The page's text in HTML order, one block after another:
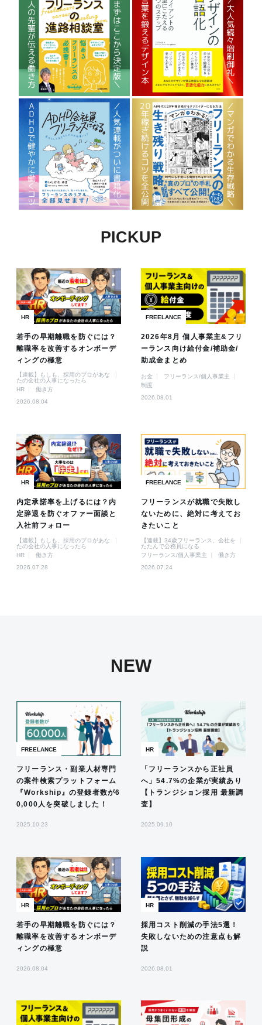
PICKUP
HR
若手の早期離職を防ぐには？
離職率を改善するオンボーデ
ィングの極意
【連載】もしも、採用のプロがあな
たの会社の人事になったら
HR
働き方
2026.08.04
FREELANCE
2026年8月 個人事業主&フリ
ーランス向け給付金/補助金/
助成金まとめ
お金
フリーランス/個人事業主
制度
2026.08.01
HR
内定承諾率を上げるには？内
定辞退を防ぐオファー面談と
入社前フォロー
【連載】もしも、採用のプロがあな
たの会社の人事になったら
HR
働き方
2026.07.28
FREELANCE
フリーランスが就職で失敗し
ないために、絶対に考えてお
きたいこと
【連載】34歳フリーランス、会社を
たたんで公務員になる
フリーランス/個人事業主
働き方
2026.07.24
NEW
FREELANCE
フリーランス・副業人材専門
の案件検索プラットフォーム
『Workship』の登録者数が6
0,000人を突破しました！
2025.10.23
HR
「フリーランスから正社員
へ」54.7%の企業が実績あり
【トランジション採用 最新調
査】
2025.09.10
HR
若手の早期離職を防ぐには？
離職率を改善するオンボーデ
ィングの極意
2026.08.04
HR
採用コスト削減の手法5選！
失敗しないための注意点も解
説
2026.08.01